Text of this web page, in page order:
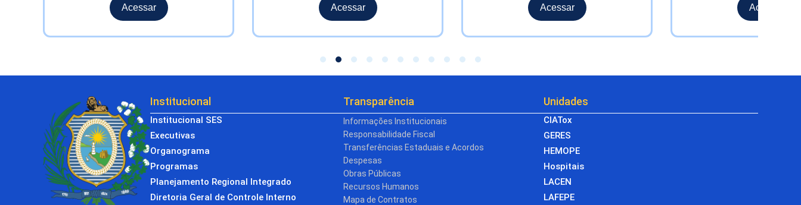
Acessar Acessar Acessar Acessar
Institucional
Institucional SES
Executivas
Organograma
Programas
Planejamento Regional Integrado
Diretoria Geral de Controle Interno
Transparência
Informações Institucionais
Responsabilidade Fiscal
Transferências Estaduais e Acordos
Despesas
Obras Públicas
Recursos Humanos
Mapa de Contratos
Unidades
CIATox
GERES
HEMOPE
Hospitais
LACEN
LAFEPE